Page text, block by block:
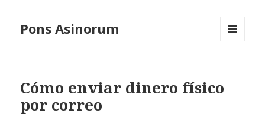
Pons Asinorum
Cómo enviar dinero físico
por correo